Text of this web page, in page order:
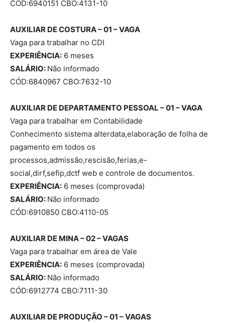
CÓD:6940151 CBO:4131-10
AUXILIAR DE COSTURA – 01 – VAGA
Vaga para trabalhar no CDI
EXPERIÊNCIA: 6 meses
SALÁRIO: Não informado
CÓD:6840967 CBO:7632-10
AUXILIAR DE DEPARTAMENTO PESSOAL – 01 – VAGA
Vaga para trabalhar em Contabilidade
Conhecimento sistema alterdata,elaboração de folha de
pagamento em todos os
processos,admissão,rescisão,ferias,e-
social,dirf,sefip,dctf web e controle de documentos.
EXPERIÊNCIA: 6 meses (comprovada)
SALÁRIO: Não informado
CÓD:6910850 CBO:4110-05
AUXILIAR DE MINA – 02 – VAGAS
Vaga para trabalhar em área de Vale
EXPERIÊNCIA: 6 meses (comprovada)
SALÁRIO: Não informado
CÓD:6912774 CBO:7111-30
AUXILIAR DE PRODUÇÃO – 01 – VAGAS